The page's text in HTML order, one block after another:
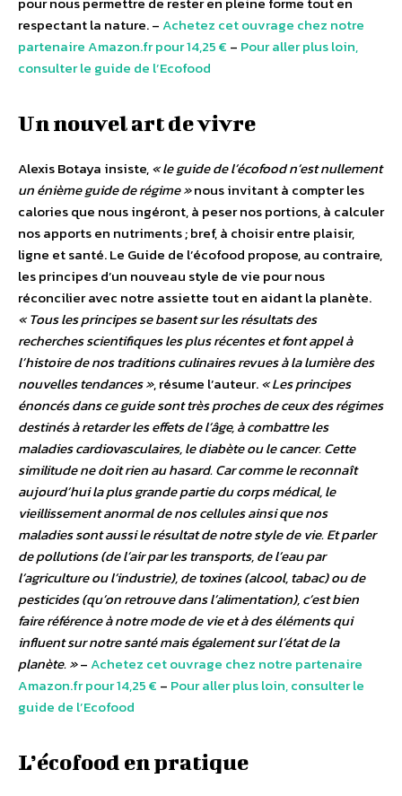
respectant la nature. –Achetez cet ouvrage chez notre
partenaire Amazon.fr pour 14,25 € – Pour aller plus loin,
consulter le guide de l’Ecofood
Un nouvel art de vivre
Alexis Botaya insiste,« le guide de l’écofood n’est nullement
un énième guide de régime »nous invitant à compter les
calories que nous ingéront, à peser nos portions, à calculer
nos apports en nutriments ; bref, à choisir entre plaisir,
ligne et santé. Le Guide de l’écofood propose, au contraire,
les principes d’un nouveau style de vie pour nous
réconcilier avec notre assiette tout en aidant la planète.
« Tous les principes se basent sur les résultats des
recherches scientifiques les plus récentes et font appel à
l’histoire de nos traditions culinaires revues à la lumière des
nouvelles tendances », résume l’auteur.« Les principes
énoncés dans ce guide sont très proches de ceux des régimes
destinés à retarder les effets de l’âge, à combattre les
maladies cardiovasculaires, le diabète ou le cancer. Cette
similitude ne doit rien au hasard. Car comme le reconnaît
aujourd’hui la plus grande partie du corps médical, le
vieillissement anormal de nos cellules ainsi que nos
maladies sont aussi le résultat de notre style de vie. Et parler
de pollutions (de l’air par les transports, de l’eau par
l’agriculture ou l’industrie), de toxines (alcool, tabac) ou de
pesticides (qu’on retrouve dans l’alimentation), c’est bien
faire référence à notre mode de vie et à des éléments qui
influent sur notre santé mais également sur l’état de la
planète. »–Achetez cet ouvrage chez notre partenaire
Amazon.fr pour 14,25 € – Pour aller plus loin, consulter le
guide de l’Ecofood
L’écofood en pratique